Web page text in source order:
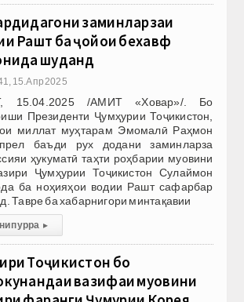
заминларзаи
Рашт ба ҷойҳои бехавф
шуданд
15.Апр 2025
15.04.2025 /АМИТ «Ховар»/. Бо
Президенти Ҷумҳурии Тоҷикистон,
миллат муҳтарам Эмомалӣ Раҳмон
баъди рух додани заминларза
ҳукуматӣ таҳти роҳбарии муовини
Ҷумҳурии Тоҷикистон Сулаймон
ба ноҳияҳои водии Рашт сафарбар
Тавре ба хабарнигори минтақавии
пурра ▸
Тоҷикистон бо
вазифаи муовини